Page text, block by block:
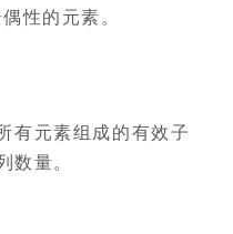
性的元素。
有元素组成的有效子
量。